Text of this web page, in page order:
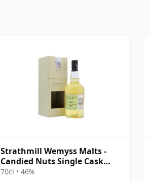
Strathmill Wemyss Malts -
Candied Nuts Single Cask
2006 12 Jahre alt
70cl • 46%